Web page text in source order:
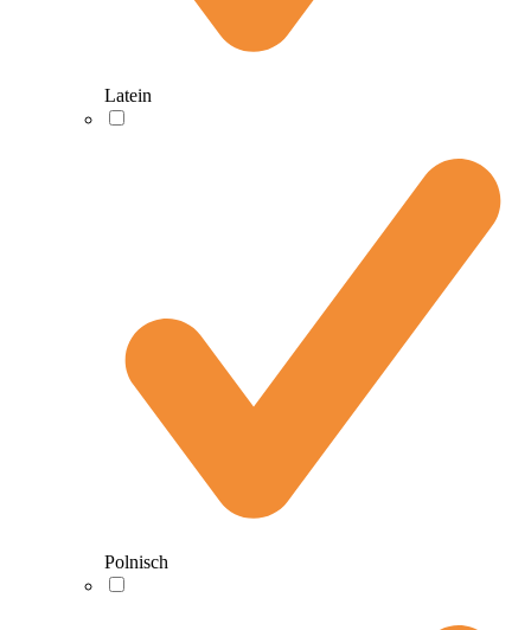
Latein
Polnisch